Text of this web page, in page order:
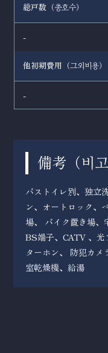
総戸数（총호수）
-
他初期費用（그외비용）
-
備考（ 비고
バストイレ別、独立
ン、オートロック、
場、 バイク置き場、
BS端子、CATV 、光
ターホン、 防犯カ
室乾燥機、給湯